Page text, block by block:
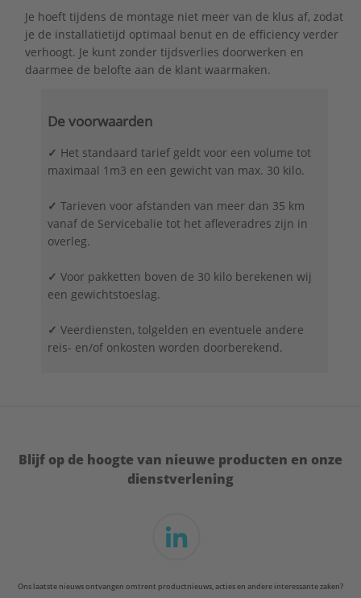
Je hoeft tijdens de montage niet meer van de klus af, zodat
je de installatietijd optimaal benut en de efficiency verder
verhoogt. Je kunt zonder tijdsverlies doorwerken en
daarmee de belofte aan de klant waarmaken.
De voorwaarden
✓ Het standaard tarief geldt voor een volume tot
maximaal 1m3 en een gewicht van max. 30 kilo.
✓ Tarieven voor afstanden van meer dan 35 km
vanaf de Servicebalie tot het afleveradres zijn in
overleg.
✓ Voor pakketten boven de 30 kilo berekenen wij
een gewichtstoeslag.
✓ Veerdiensten, tolgelden en eventuele andere
reis- en/of onkosten worden doorberekend.
Blijf op de hoogte van nieuwe producten en onze
dienstverlening
Ons laatste nieuws ontvangen omtrent productnieuws, acties en andere interessante zaken?